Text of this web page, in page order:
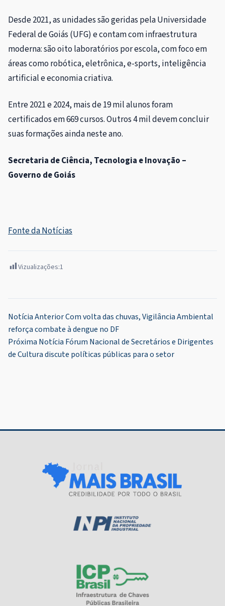
Desde 2021, as unidades são geridas pela Universidade
Federal de Goiás (UFG) e contam com infraestrutura
moderna: são oito laboratórios por escola, com foco em
áreas como robótica, eletrônica, e-sports, inteligência
artificial e economia criativa.
Entre 2021 e 2024, mais de 19 mil alunos foram
certificados em 669 cursos. Outros 4 mil devem concluir
suas formações ainda neste ano.
Secretaria de Ciência, Tecnologia e Inovação –
Governo de Goiás
Fonte da Notícias
Vizualizações:1
Navegação
de
Post
Notícia AnteriorCom volta das chuvas, Vigilância Ambiental
reforça combate à dengue no DF
Próxima Notícia Fórum Nacional de Secretários e Dirigentes
de Cultura discute políticas públicas para o setor